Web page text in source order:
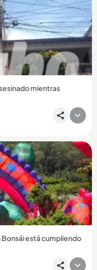
mientras
era suboficial activo
estaba durmiendo y
Bonsái está cumpliendo
en agosto con motivo